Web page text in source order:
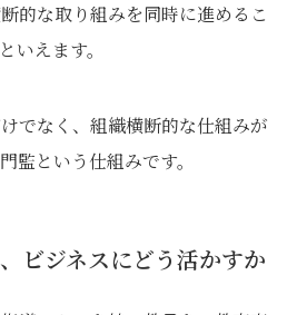
的な取り組みを同時に進めるこ
いえます。
でなく、組織横断的な仕組みが
監という仕組みです。
ビジネスにどう活かすか